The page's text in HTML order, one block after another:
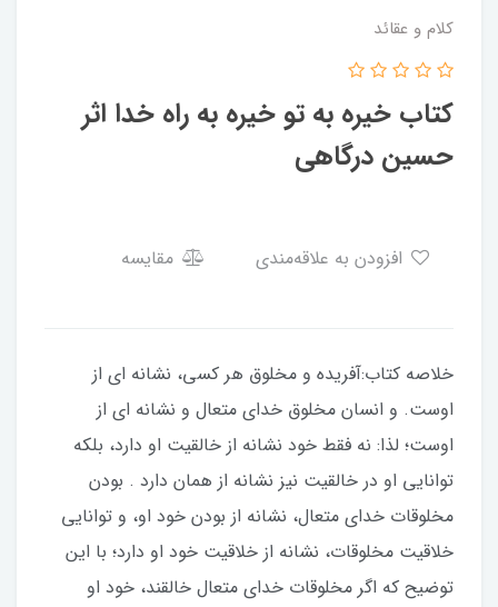
کلام و عقائد
کتاب خیره به تو خیره به راه خدا اثر
حسین درگاهی
مقایسه
خلاصه کتاب:آفريده و مخلوق هر كسى، نشانه اى از
اوست. و انسان مخلوق خداى متعال و نشانه اى از
اوست؛ لذا: نه فقط خود نشانه از خالقيت او دارد، بلكه
توانايى او در خالقيت نيز نشانه از همان دارد . بودن
مخلوقات خداى متعال، نشانه از بودن خود او، و توانايى
خلاقيت مخلوقات، نشانه از خلاقيت خود او دارد؛ با اين
توضيح كه اگر مخلوقات خداى متعال خالقند، خود او